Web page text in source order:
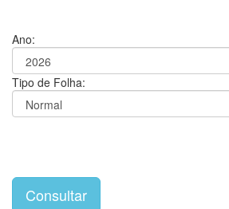
Ano:
Tipo de Folha: